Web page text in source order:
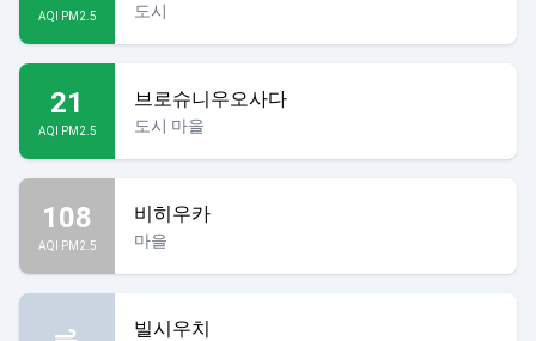
AQI PM2.5 도시
21
AQI PM2.5
브로슈니우오사다
도시 마을
108
AQI PM2.5
비히우카
마을
빌시우치